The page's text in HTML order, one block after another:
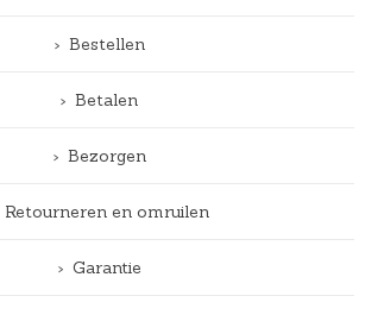
Bestellen
Betalen
Bezorgen
Retourneren en omruilen
Garantie